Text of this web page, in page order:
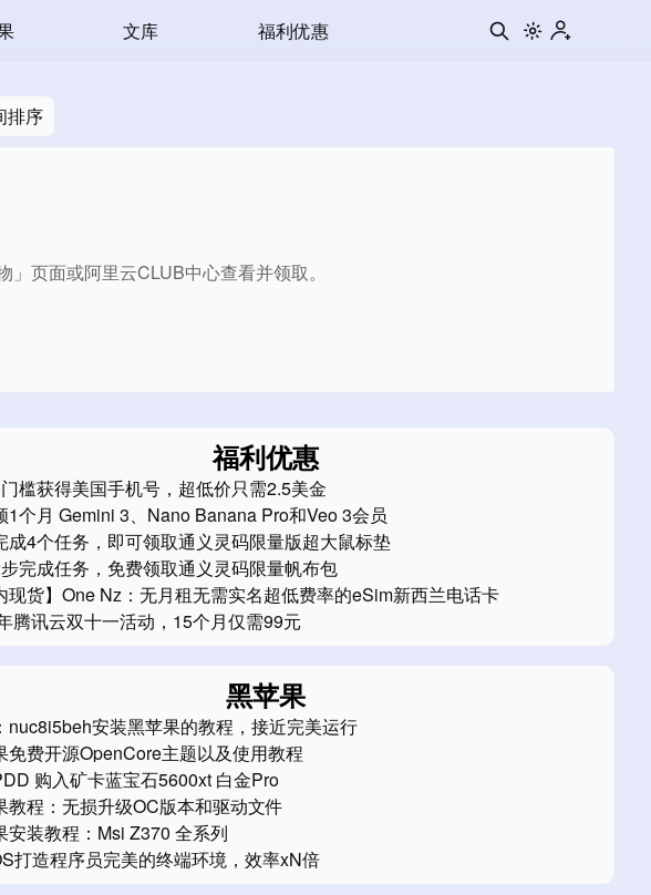
文库 福利优惠
排序
页面或阿里云CLUB中心查看并领取。
福利优惠
槛获得美国手机号，超低价只需2.5美金
1个月 Gemini 3、Nano Banana Pro和Veo 3会员
成4个任务，即可领取通义灵码限量版超大鼠标垫
完成任务，免费领取通义灵码限量帆布包
现货】One Nz：无月租无需实名超低费率的eSim新西兰电话卡
腾讯云双十一活动，15个月仅需99元
黑苹果
nuc8i5beh安装黑苹果的教程，接近完美运行
免费开源OpenCore主题以及使用教程
购入矿卡蓝宝石5600xt 白金Pro
教程：无损升级OC版本和驱动文件
安装教程：Msi Z370 全系列
打造程序员完美的终端环境，效率xN倍